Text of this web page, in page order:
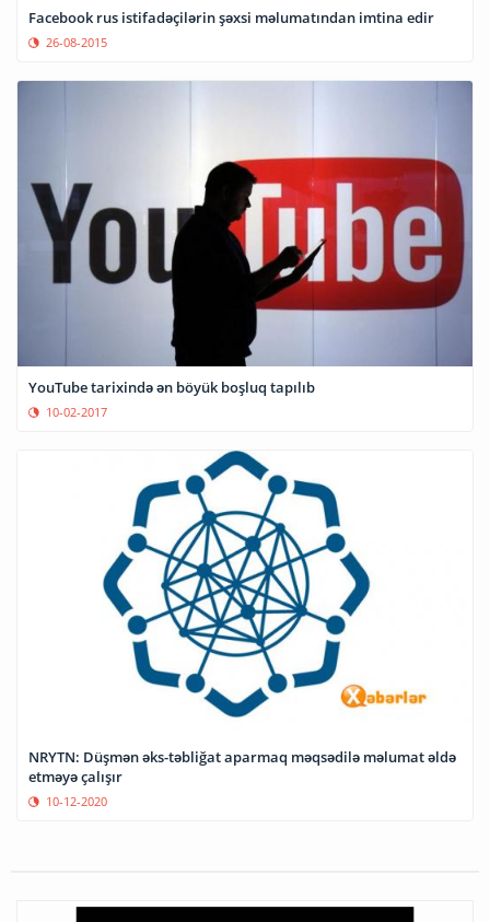
Facebook rus istifadəçilərin şəxsi məlumatından imtina edir
26-08-2015
YouTube tarixində ən böyük boşluq tapılıb
10-02-2017
NRYTN: Düşmən əks-təbliğat aparmaq məqsədilə məlumat əldə
etməyə çalışır
10-12-2020